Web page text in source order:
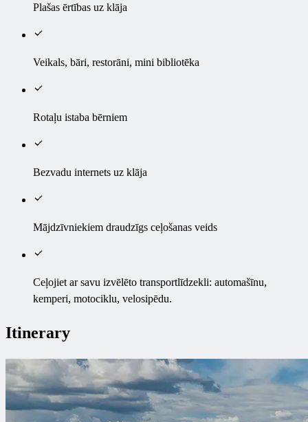
Plašas ērtības uz klāja
Veikals, bāri, restorāni, mini bibliotēka
Rotaļu istaba bērniem
Bezvadu internets uz klāja
Mājdzīvniekiem draudzīgs ceļošanas veids
Ceļojiet ar savu izvēlēto transportlīdzekli: automašīnu,
kemperi, motociklu, velosipēdu.
Itinerary